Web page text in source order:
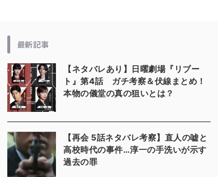
最新記事
【ネタバレあり】日曜劇場『リブー
ト』第4話 ガチ考察＆伏線まとめ！
本物の儀堂の真の狙いとは？
【再会 5話ネタバレ考察】直人の嘘と
高校時代の事件…淳一の手洗いが示す
過去の罪